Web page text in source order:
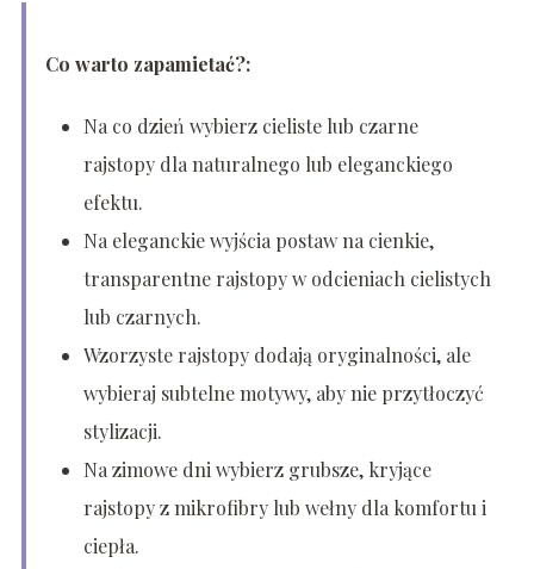
Co warto zapamietać?:
Na co dzień wybierz cieliste lub czarne
rajstopy dla naturalnego lub eleganckiego
efektu.
Na eleganckie wyjścia postaw na cienkie,
transparentne rajstopy w odcieniach cielistych
lub czarnych.
Wzorzyste rajstopy dodają oryginalności, ale
wybieraj subtelne motywy, aby nie przytłoczyć
stylizacji.
Na zimowe dni wybierz grubsze, kryjące
rajstopy z mikrofibry lub wełny dla komfortu i
ciepła.